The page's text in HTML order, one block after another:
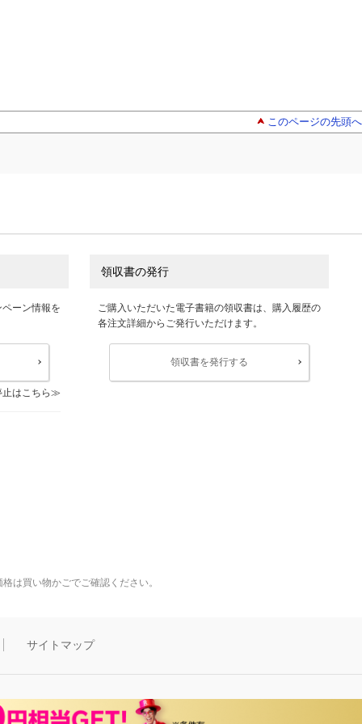
このページの先頭へ
ーン情報を
はこちら
領収書の発行
ご購入いただいた電子書籍の領収書は、購入履歴の
各注文詳細からご発行いただけます。
領収書を発行する
は買い物かごでご確認ください。
サイトマップ